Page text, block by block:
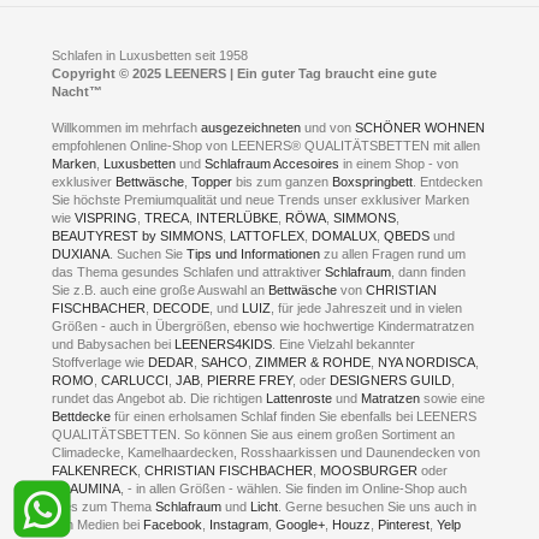
Jobs
Fotoalbum
Hagen
Kontakt
Neuer Showroom für unsere Onlineartikel.
Kontakt via:WhatsApp
Kontakt via:eMail
mögliche Zeiten für eine Showroom Terminreservierung
MO und DI geschlossen
MI - FR 11 bis 17 Uhr
SA 11 bis 15 Uhr
ONLINEBERATUNG UND
TERMIN- RESERVIERUNG
+49 (0) 2331 408 11
+49 (0) 1633 688 213
Schlafen in Luxusbetten seit 1958
Copyright © 2025 LEENERS | Ein guter Tag braucht eine gute
Nacht™
Willkommen im mehrfachausgezeichnetenund vonSCHÖNER WOHNEN
empfohlenen Online-Shop von LEENERS® QUALITÄTSBETTEN mit allen
Marken
Luxusbetten undSchlafraum Accesoires in einem Shop - von
exklusiver Bettwäsche ,Topper bis zum ganzen Boxspringbett . Entdecken
Sie höchste Premiumqualität und neue Trends unser exklusiver Marken
wieVISPRING ,TRECA INTERLÜBKE RÖWA ,SIMMONS
BEAUTYREST by SIMMONS
LATTOFLEX DOMALUX ,QBEDS und
DUXIANA . Suchen SieTips und Informationen zu allen Fragen rund um
das Thema gesundes Schlafen und attraktiverSchlafraum , dann finden
Sie z.B. auch eine große Auswahl an Bettwäsche vonCHRISTIAN
FISCHBACHER
DECODE , und LUIZ , für jede Jahreszeit und in vielen
Größen - auch in Übergrößen, ebenso wie hochwertige Kindermatratzen
und Babysachen bei
LEENERS4KIDS . Eine Vielzahl bekannter
Stoffverlage wie DEDAR ,SAHCO ,ZIMMER & ROHDE NYA NORDISCA
ROMO ,CARLUCCI ,JAB PIERRE FREY, oder DESIGNERS GUILD
rundet das Angebot ab. Die richtigen
Lattenroste und Matratzen sowie eine
Bettdecke für einen erholsamen Schlaf finden Sie ebenfalls bei LEENERS
QUALITÄTSBETTEN. So können Sie aus einem großen Sortiment an
Climadecke, Kamelhaardecken, Rosshaarkissen und Daunendecken von
FALKENRECK ,CHRISTIAN FISCHBACHER MOOSBURGER oder
TRAUMINA , - in allen Größen - wählen. Sie finden im Online-Shop auch
alles zum ThemaSchlafraum und Licht . Gerne besuchen Sie uns auch in
den Medien bei Facebook Instagram ,Google+ Houzz Pinterest ,Yelp